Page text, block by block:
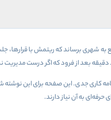
شهری برساند که ریتمش با
دقیقه بعد از فرود که اگر درست مدیریت
جدی. این صفحه برای این نوشته
به آن نیاز دارند.